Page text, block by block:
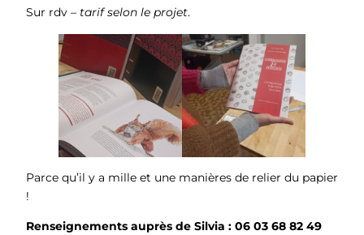
Sur rdv – tarif selon le projet.
Parce qu’il y a mille et une manières de relier du papier
!
Renseignements auprès de Silvia : 06 03 68 82 49